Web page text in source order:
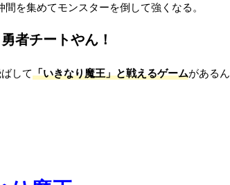
を集めてモンスターを倒して強くなる。
者チートやん！
して「いきなり魔王」と戦えるゲームがあるん